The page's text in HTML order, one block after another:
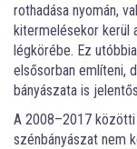
rothadása nyomán,
kitermelésekor kerül
légkörébe. Ez
elsősorban említeni,
bányászata is
A 2008–2017
szénbányászat nem